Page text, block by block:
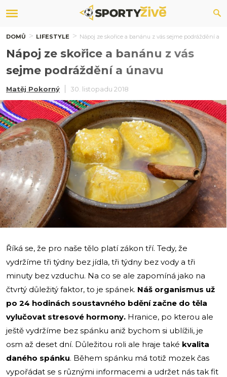
DOMŮ LIFESTYLE Nápoj ze skořice a banánu z vás sejme podráždění a
Nápoj ze skořice a banánu z vás
sejme podráždění a únavu
Matěj Pokorný 30. listopadu 2018
Říká se, že pro naše tělo platí zákon tří. Tedy, že
vydržíme tři týdny bez jídla, tři týdny bez vody a tři
minuty bez vzduchu. Na co se ale zapomíná jako na
čtvrtý důležitý faktor, to je spánek. Náš organismus už
po 24 hodinách soustavného bdění začne do těla
vylučovat stresové hormony. Hranice, po kterou ale
ještě vydržíme bez spánku aniž bychom si ublížili, je
osm až deset dní. Důležitou roli ale hraje také kvalita
daného spánku. Během spánku má totiž mozek čas
vypořádat se s různými informacemi a udržet nás tak fit